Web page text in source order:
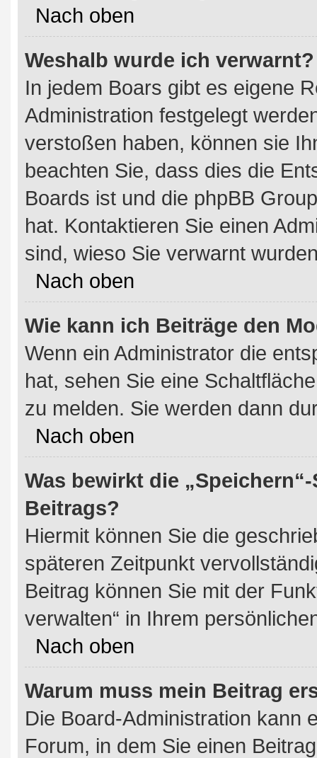
Nach oben
Weshalb wurde ich verwarnt?
In jedem Boars gibt es eigene
Administration festgelegt
verstoßen haben, können sie
beachten Sie, dass dies die
Boards ist und die phpBB
hat. Kontaktieren Sie einen
sind, wieso Sie verwarnt
Nach oben
Wie kann ich Beiträge den
Wenn ein Administrator die
hat, sehen Sie eine
zu melden. Sie werden dann
Nach oben
Was bewirkt die
Beitrags?
Hiermit können Sie die
späteren Zeitpunkt
Beitrag können Sie mit der
verwalten“ in Ihrem
Nach oben
Warum muss mein Beitrag
Die Board-Administration kann
Forum, in dem Sie einen